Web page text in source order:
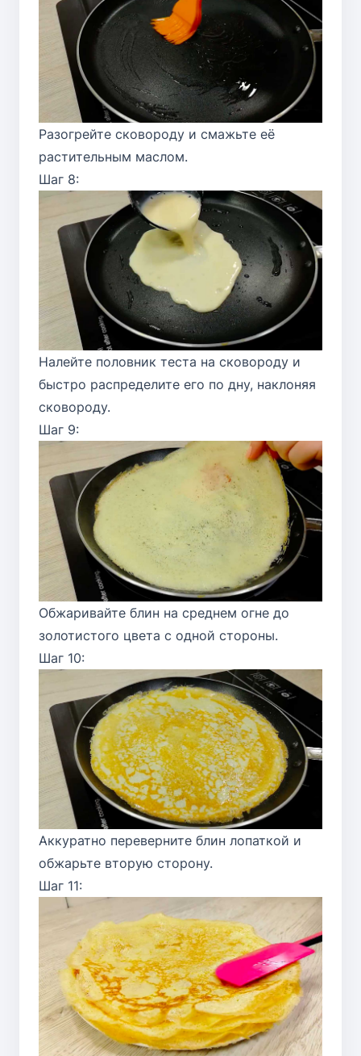
Разогрейте сковороду и смажьте её
растительным маслом.
Шаг 8:
Налейте половник теста на сковороду и
быстро распределите его по дну, наклоняя
сковороду.
Шаг 9:
Обжаривайте блин на среднем огне до
золотистого цвета с одной стороны.
Шаг 10:
Аккуратно переверните блин лопаткой и
обжарьте вторую сторону.
Шаг 11: